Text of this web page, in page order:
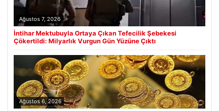
Ağustos 7, 2026
İntihar Mektubuyla Ortaya Çıkan Tefecilik Şebekesi
Çökertildi: Milyarlık Vurgun Gün Yüzüne Çıktı
Ağustos 6, 2026